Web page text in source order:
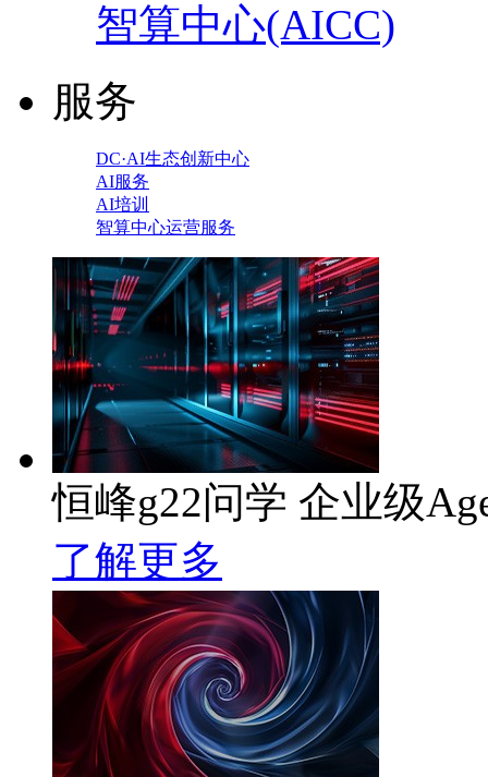
智算中心(AICC)
服务
DC·AI生态创新中心
AI服务
AI培训
智算中心运营服务
恒峰g22问学 企业级
了解更多